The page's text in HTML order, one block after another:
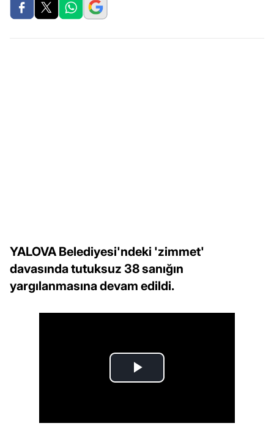
YALOVA Belediyesi'ndeki 'zimmet'
davasında tutuksuz 38 sanığın
yargılanmasına devam edildi.